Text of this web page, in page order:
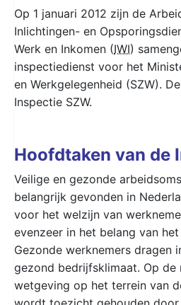
Op 1 januari 2012 zijn de
Inlichtingen- en
Werk en Inkomen (IWI)
inspectiedienst voor het
en Werkgelegenheid (SZW).
Inspectie SZW.
Hoofdtaken van de
Veilige en gezonde
belangrijk gevonden in
voor het welzijn van
evenzeer in het belang van
Gezonde werknemers dragen
gezond bedrijfsklimaat. Op de
wetgeving op het terrein van